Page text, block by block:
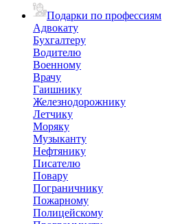
Подарки по профессиям
Адвокату
Бухгалтеру
Водителю
Военному
Врачу
Гаишнику
Железнодорожнику
Летчику
Моряку
Музыканту
Нефтянику
Писателю
Повару
Пограничнику
Пожарному
Полицейскому